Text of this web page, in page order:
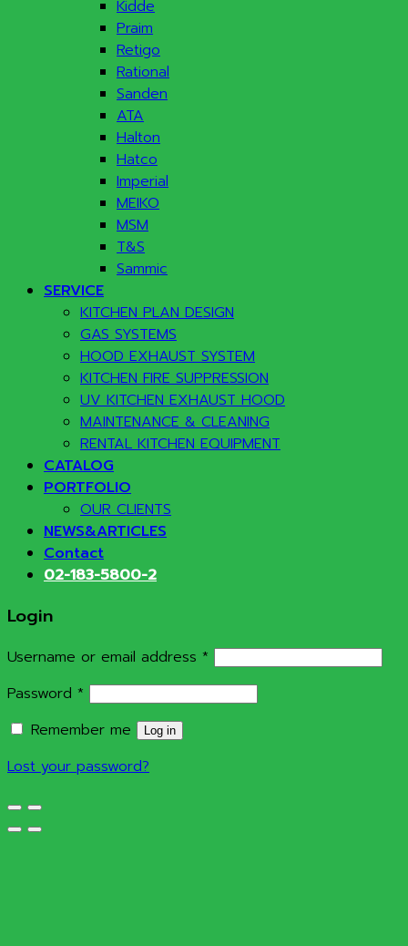
Kidde
Praim
Retigo
Rational
Sanden
ATA
Halton
Hatco
Imperial
MEIKO
MSM
T&S
Sammic
SERVICE
KITCHEN PLAN DESIGN
GAS SYSTEMS
HOOD EXHAUST SYSTEM
KITCHEN FIRE SUPPRESSION
UV KITCHEN EXHAUST HOOD
MAINTENANCE & CLEANING
RENTAL KITCHEN EQUIPMENT
CATALOG
PORTFOLIO
OUR CLIENTS
NEWS&ARTICLES
Contact
02-183-5800-2
Login
Username or email address * Required
Password * Required
Remember me
Log in
Lost your password?